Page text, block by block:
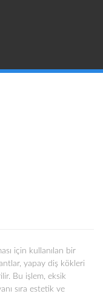
için kullanılan bir
yapay diş kökleri
Bu işlem, eksik
sıra estetik ve